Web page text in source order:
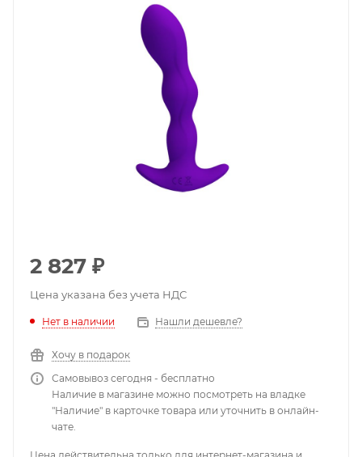
2 827 ₽
Цена указана без учета НДС
Нет в наличии Нашли дешевле?
Хочу в подарок
Самовывоз сегодня - бесплатно
Наличие в магазине можно посмотреть на владке
"Наличие" в карточке товара или уточнить в онлайн-
чате.